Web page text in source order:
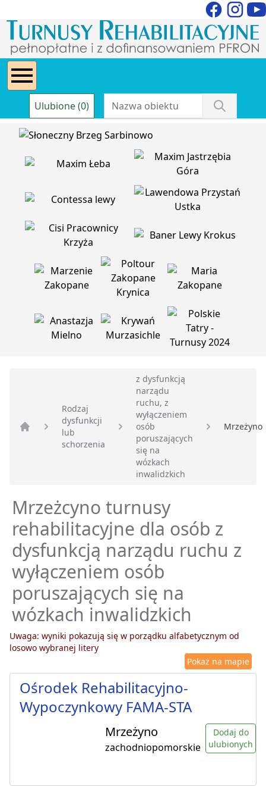
Ulubione (0)
Strona główna
Rodzaj
dysfunkcji
lub
schorzenia
z dysfunkcją
narządu
ruchu, z
wyłączeniem
osób
poruszających
się na
wózkach
inwalidzkich
Mrzeżyno
Mrzeżcyno turnusy
rehabilitacyjne dla osób z
dysfunkcją narządu ruchu z
wyłączeniem osób
poruszających się na
wózkach inwalidzkich
Uwaga: wyniki pokazują się w porządku alfabetycznym od
losowo wybranej litery
Pokaż na mapie
Ośrodek Rehabilitacyjno-
Wypoczynkowy FAMA-STA
Mrzeżyno
zachodniopomorskie
Dodaj do
ulubionych